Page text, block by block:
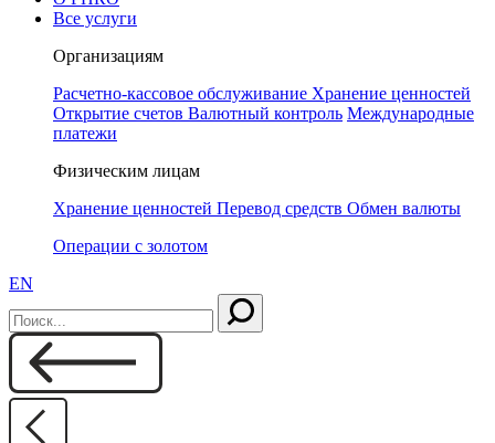
Все услуги
Организациям
Расчетно-кассовое обслуживание Хранение ценностей
Открытие счетов Валютный контроль Международные
платежи
Физическим лицам
Хранение ценностей Перевод средств Обмен валюты
Операции с золотом
EN
РНКО также никогда не свяжутся с
Вами через любой мессенджер, в
частности Телеграмм.